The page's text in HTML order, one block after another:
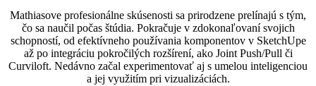
Mathiasove profesionálne skúsenosti sa prirodzene prelínajú s tým,
čo sa naučil počas štúdia. Pokračuje v zdokonaľovaní svojich
schopností, od efektívneho používania komponentov v SketchUpe
až po integráciu pokročilých rozšírení, ako Joint Push/Pull či
Curviloft. Nedávno začal experimentovať aj s umelou inteligenciou
a jej využitím pri vizualizáciách.